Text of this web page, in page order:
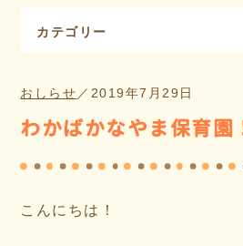
カテゴリー
おしらせ ／ 2019年7月29日
わかばかなやま保育園
こんにちは！